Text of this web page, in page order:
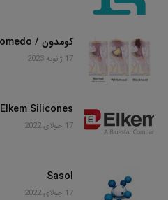
کومدون / Comedo
17 ژانویه 2023
Elkem Silicones
17 جولای 2022
Sasol
17 جولای 2022